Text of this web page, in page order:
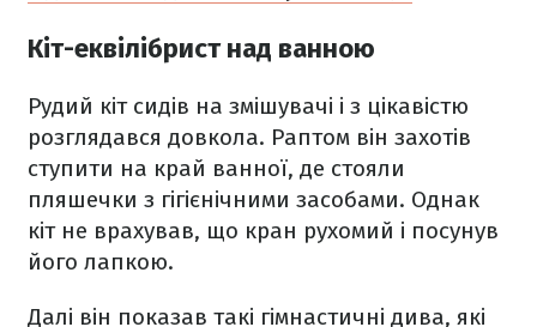
Кіт-еквілібрист над ванною
Рудий кіт сидів на змішувачі і з цікавістю
розглядався довкола. Раптом він захотів
ступити на край ванної, де стояли
пляшечки з гігієнічними засобами. Однак
кіт не врахував, що кран рухомий і посунув
його лапкою.
Далі він показав такі гімнастичні дива, які